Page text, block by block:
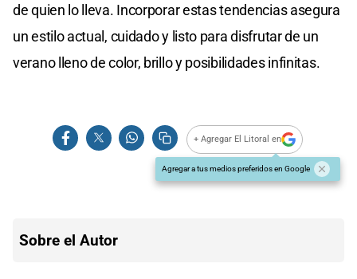
de quien lo lleva. Incorporar estas tendencias asegura
un estilo actual, cuidado y listo para disfrutar de un
verano lleno de color, brillo y posibilidades infinitas.
+ Agregar El Litoral en
Agregar a tus medios preferidos en Google
Sobre el Autor